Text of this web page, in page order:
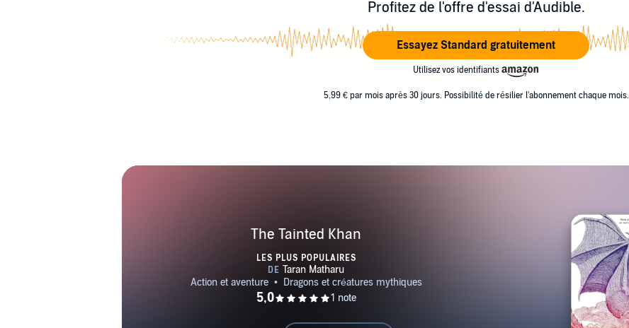
Profitez de l'offre d'essai d'Audible.
Essayez Standard gratuitement
Utilisez vos identifiants
5,99 € par mois après 30 jours. Possibilité de résilier l'abonnement chaque mois.
The Tainted Khan
LES PLUS POPULAIRES